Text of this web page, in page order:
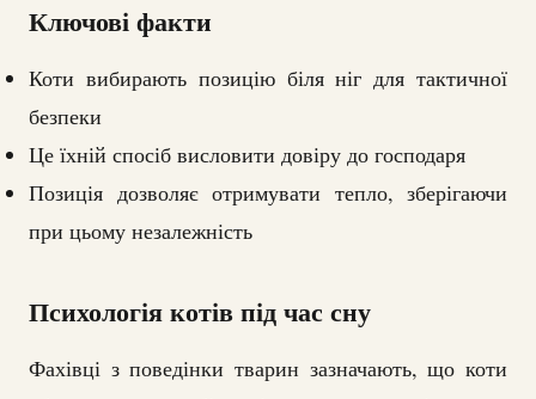
Ключові факти
Коти вибирають позицію біля ніг для тактичної
безпеки
Це їхній спосіб висловити довіру до господаря
Позиція дозволяє отримувати тепло, зберігаючи
при цьому незалежність
Психологія котів під час сну
Фахівці з поведінки тварин зазначають, що коти